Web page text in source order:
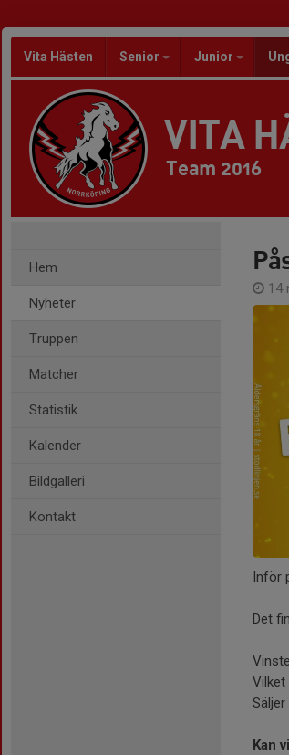
Vita Hästen Senior Junior
VITA
Team 2016
Hem
Nyheter
Truppen
Matcher
Statistik
Kalender
Bildgalleri
Kontakt
14
Inför
Det
Vilket
Kan